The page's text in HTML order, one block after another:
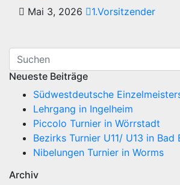
Mai 3, 2026 1.Vorsitzender
Neueste Beiträge
Südwestdeutsche
Lehrgang in Ingelheim
Piccolo Turnier in Wörrstadt
Bezirks Turnier U11/ U13 in Bad
Nibelungen Turnier in Worms
Archiv